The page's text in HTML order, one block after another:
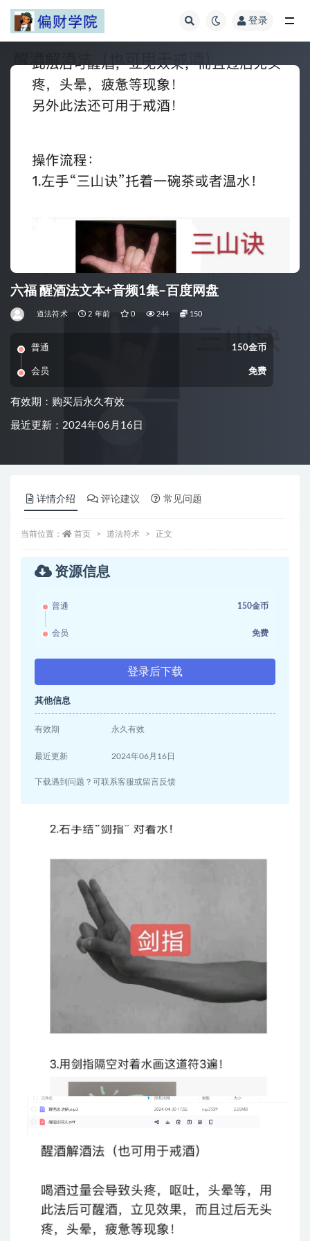
登录
六福 醒酒法文本+音频1集–百度网盘
道法符术 2 年前 0 244 150
普通 150金币
会员 免费
有效期：购买后永久有效
最近更新：2024年06月16日
详情介绍 评论建议 常见问题
当前位置： 首页 道法符术 正文
资源信息
普通 150金币
会员 免费
登录后下载
其他信息
有效期 永久有效
最近更新 2024年06月16日
下载遇到问题？可联系客服或留言反馈